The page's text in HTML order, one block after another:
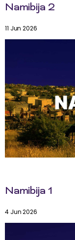
Namibija 2
11 Jun 2026
Namibija 1
4 Jun 2026